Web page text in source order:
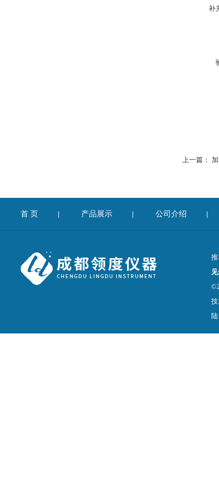
补
上一篇：
首 页 | 产品展示 | 公司介绍 |
陆